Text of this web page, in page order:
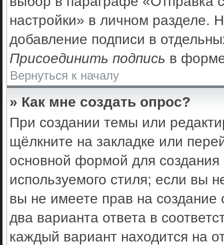
настройки» в личном разделе.
добавление подписи в
Присоединить подпись в
Вернуться к началу
» Как мне создать опрос?
При создании темы или
щёлкните на закладке или
основной формой для
используемого стиля; если вы
вы не имеете прав на
два варианта ответа в
каждый вариант находится на